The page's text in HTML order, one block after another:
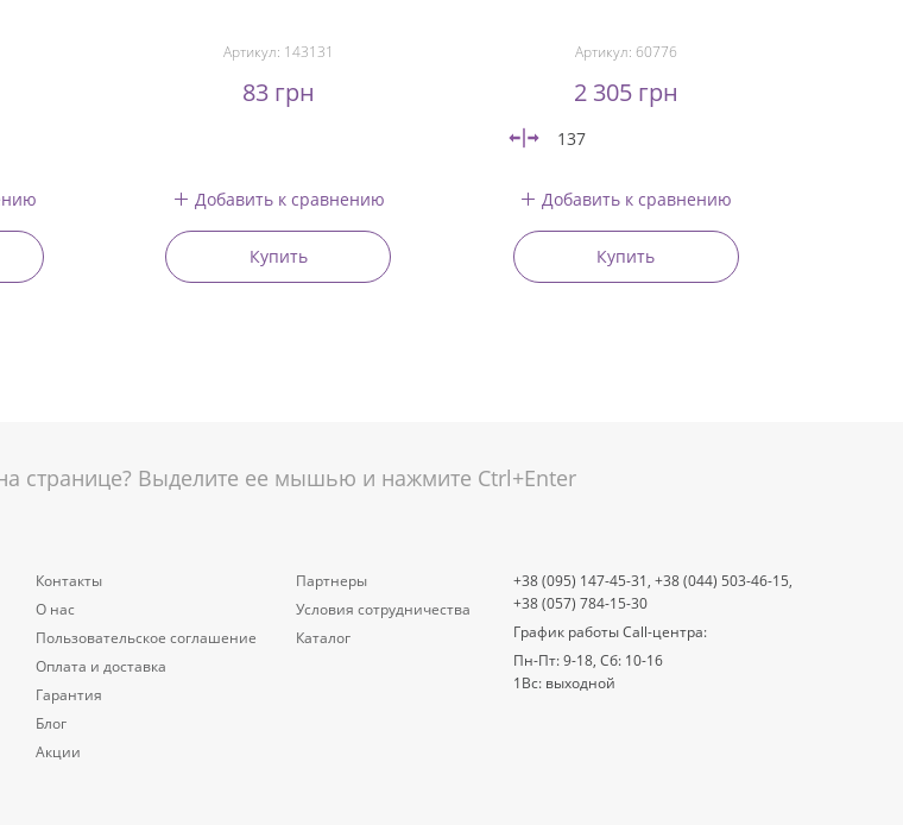
Артикул: 143131
83 грн
Добавить к сравнению
Купить
Артикул: 60776
2 305 грн
137
Добавить к сравнению
Купить
странице? Выделите ее мышью и нажмите Ctrl+Enter
Контакты
О нас
Пользовательское соглашение
Оплата и доставка
Гарантия
Блог
Акции
Партнеры
Условия сотрудничества
Каталог
+38 (095) 147-45-31, +38 (044) 503-46-15,
+38 (057) 784-15-30
График работы Call-центра:
Пн-Пт: 9-18, Сб: 10-16
1Вс: выходной